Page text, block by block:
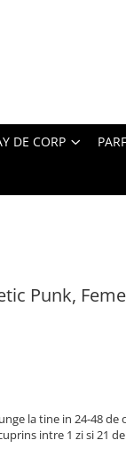
DE CORP
Punk,
la tine in 24-48 de
intre 1 zi si 21